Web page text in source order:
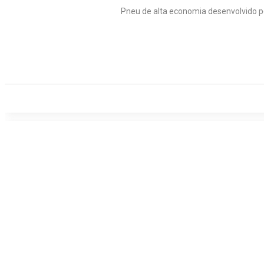
Pneu de alta economia desenvolvido